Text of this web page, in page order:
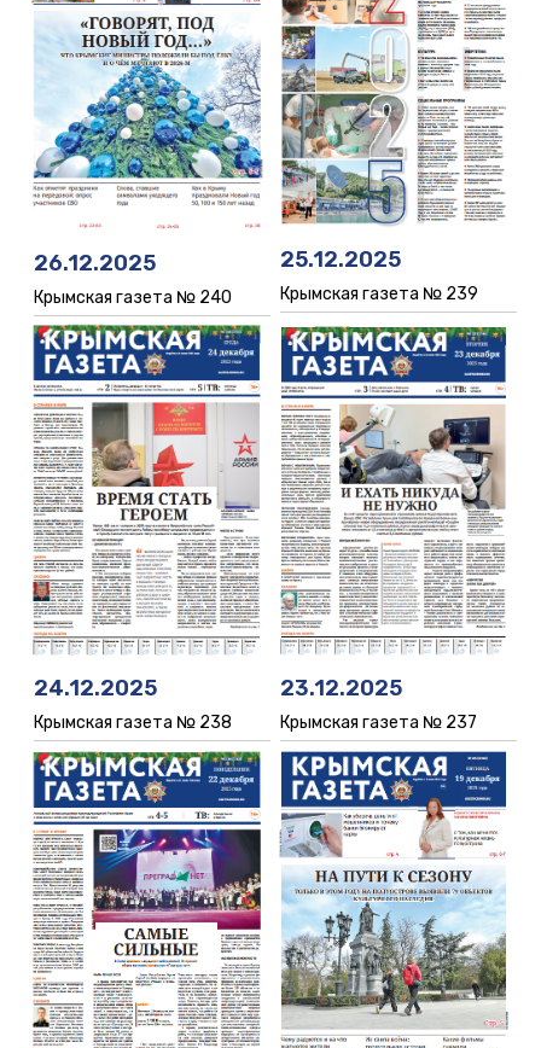
26.12.2025
Крымская газета № 240
25.12.2025
Крымская газета № 239
24.12.2025
Крымская газета № 238
23.12.2025
Крымская газета № 237